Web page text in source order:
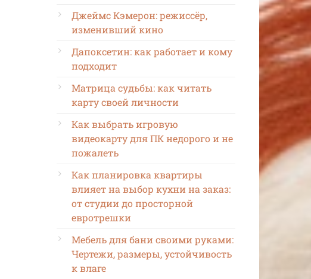
Джеймс Кэмерон: режиссёр,
изменивший кино
Дапоксетин: как работает и кому
подходит
Матрица судьбы: как читать
карту своей личности
Как выбрать игровую
видеокарту для ПК недорого и не
пожалеть
Как планировка квартиры
влияет на выбор кухни на заказ:
от студии до просторной
евротрешки
Мебель для бани своими руками:
Чертежи, размеры, устойчивость
к влаге